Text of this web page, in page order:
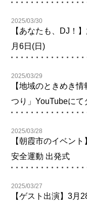
2025/03/30
【あなたも、DJ！
月6日(日)
2025/03/29
【地域のときめき
つり」YouTubeに
2025/03/28
【朝霞市のイベン
安全運動 出発式
2025/03/27
【ゲスト出演】3月